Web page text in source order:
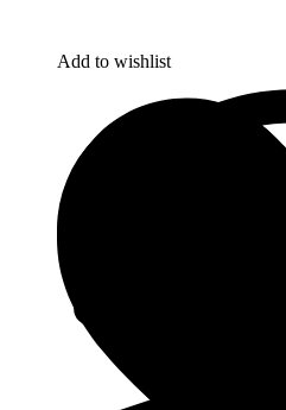
Add to wishlist